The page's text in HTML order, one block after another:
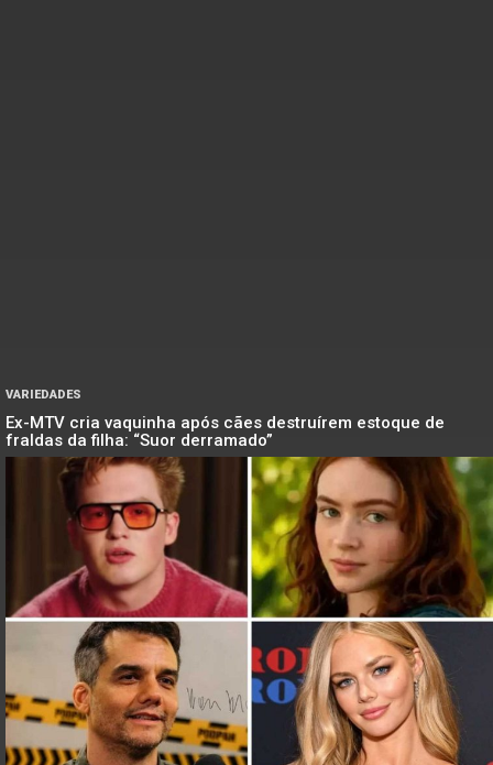
VARIEDADES
Ex-MTV cria vaquinha após cães destruírem estoque de
fraldas da filha: “Suor derramado”